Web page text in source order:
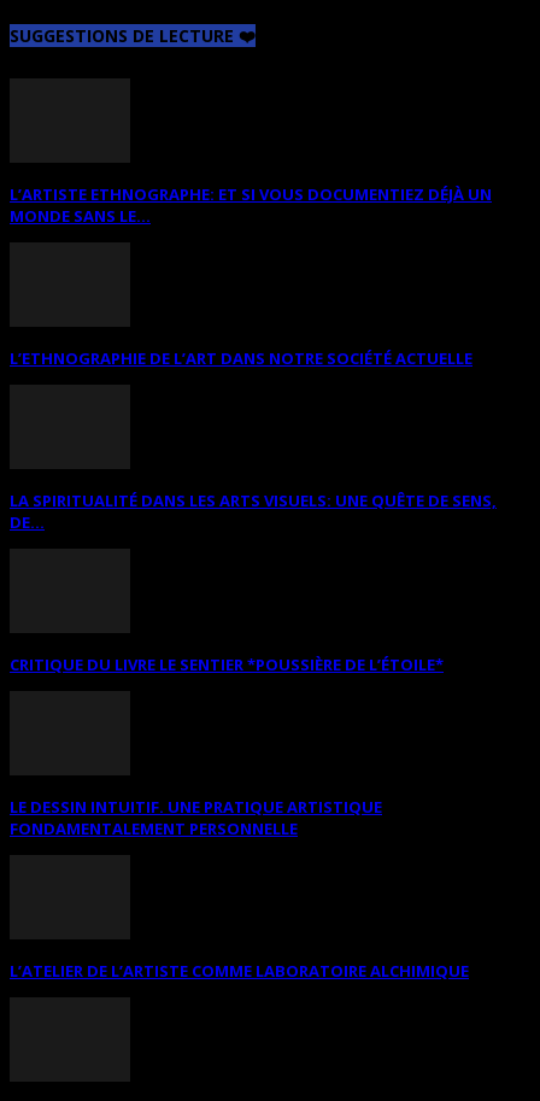
SUGGESTIONS DE LECTURE ❤️
L’ARTISTE ETHNOGRAPHE: ET SI VOUS DOCUMENTIEZ DÉJÀ UN
MONDE SANS LE...
L’ETHNOGRAPHIE DE L’ART DANS NOTRE SOCIÉTÉ ACTUELLE
LA SPIRITUALITÉ DANS LES ARTS VISUELS: UNE QUÊTE DE SENS,
DE...
CRITIQUE DU LIVRE LE SENTIER *POUSSIÈRE DE L’ÉTOILE*
LE DESSIN INTUITIF. UNE PRATIQUE ARTISTIQUE
FONDAMENTALEMENT PERSONNELLE
L’ATELIER DE L’ARTISTE COMME LABORATOIRE ALCHIMIQUE